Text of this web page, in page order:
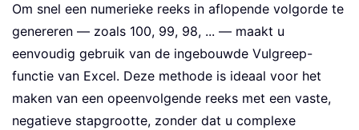
Om snel een numerieke reeks in aflopende volgorde te
genereren — zoals 100, 99, 98, ... — maakt u
eenvoudig gebruik van de ingebouwde Vulgreep-
functie van Excel. Deze methode is ideaal voor het
maken van een opeenvolgende reeks met een vaste,
negatieve stapgrootte, zonder dat u complexe